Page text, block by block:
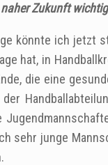
naher Zukunft
könnte ich jetzt
hat, in
die eine
der
sehr junge